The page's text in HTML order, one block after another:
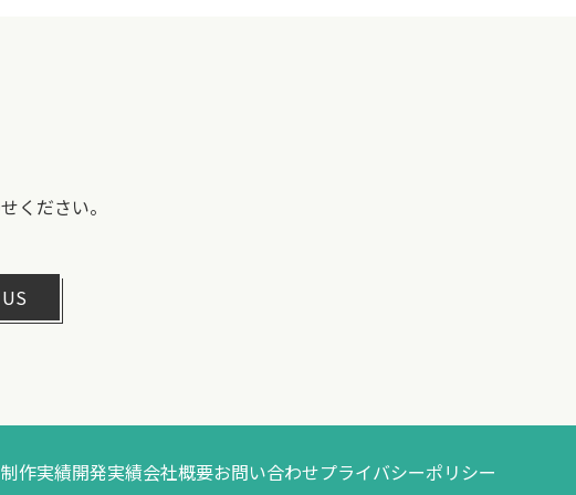
ください。
制作実績開発実績会社概要お問い合わせプライバシーポリシー